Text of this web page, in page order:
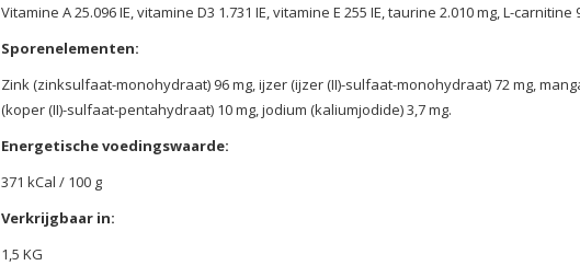
Vitamine A 25.096 IE, vitamine D3 1.731 IE, vitamine E 255 IE, taurine 2.010 mg, L-
Sporenelementen:
Zink (zinksulfaat-monohydraat) 96 mg, ijzer (ijzer (II)-sulfaat-monohydraat) 72 mg,
(koper (II)-sulfaat-pentahydraat) 10 mg, jodium (kaliumjodide) 3,7 mg.
Energetische voedingswaarde:
371 kCal / 100 g
Verkrijgbaar in:
1,5 KG